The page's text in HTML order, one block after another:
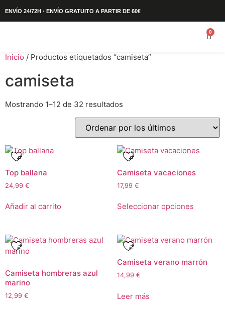
ENVÍO 24/72H · ENVÍO GRATUITO A PARTIR DE 60€
0
Inicio / Productos etiquetados “camiseta”
camiseta
Mostrando 1–12 de 32 resultados
Top ballana
24,99 €
Añadir al carrito
Camiseta vacaciones
17,99 €
Seleccionar opciones
Camiseta hombreras azul
marino
12,99 €
Camiseta verano marrón
14,99 €
Leer más